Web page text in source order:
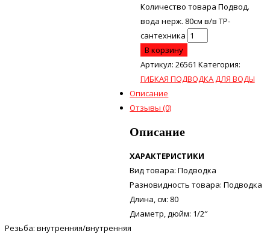
Количество товара Подвод.
вода нерж. 80см в/в ТР-
сантехника
В корзину
Артикул: 26561 Категория:
ГИБКАЯ ПОДВОДКА ДЛЯ ВОДЫ
Описание
Отзывы (0)
Описание
ХАРАКТЕРИСТИКИ
Вид товара: Подводка
Разновидность товара: Подводка
Длина, см: 80
Диаметр, дюйм: 1/2″
Резьба: внутренняя/внутренняя